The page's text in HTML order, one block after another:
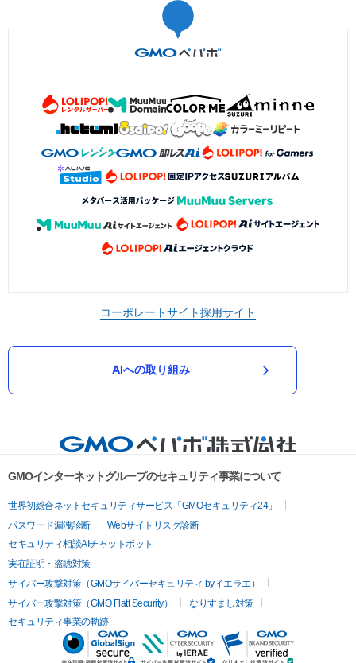
コーポレートサイト採用サイト
AIへの取り組み
GMOインターネットグループのセキュリティ事業について
世界初総合ネットセキュリティサービス「GMOセキュリティ24」
パスワード漏洩診断
Webサイトリスク診断
セキュリティ相談AIチャットボット
実在証明・盗聴対策
サイバー攻撃対策（GMOサイバーセキュリティ byイエラエ）
サイバー攻撃対策（GMO Flatt Security）
なりすまし対策
セキュリティ事業の軌跡